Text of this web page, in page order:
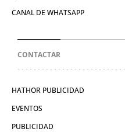
CANAL DE WHATSAPP
CONTACTAR
HATHOR PUBLICIDAD
EVENTOS
PUBLICIDAD